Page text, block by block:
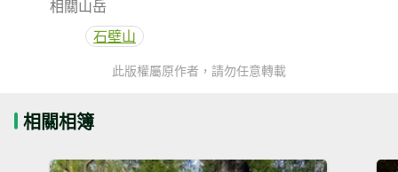
相關山岳
石壁山
此版權屬原作者，請勿任意轉載
相關相簿